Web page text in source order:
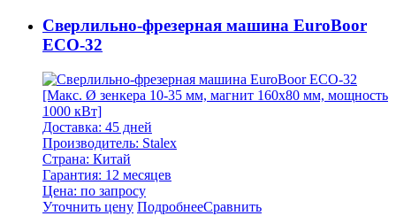
Cверлильно-фрезерная машина EuroBoor
ECO-32
[Макс. Ø зенкера 10-35 мм, магнит 160х80 мм, мощность
1000 кВт]
Доставка: 45 дней
Производитель: Stalex
Страна: Китай
Гарантия: 12 месяцев
Цена: по запросу
Уточнить цену ПодробнееСравнить